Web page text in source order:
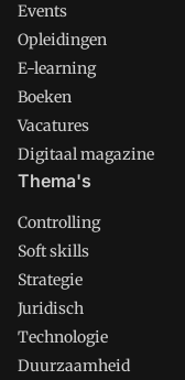
Events
Opleidingen
E-learning
Boeken
Vacatures
Digitaal magazine
Thema's
Controlling
Soft skills
Strategie
Juridisch
Technologie
Duurzaamheid